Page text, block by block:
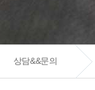
상담&&문의